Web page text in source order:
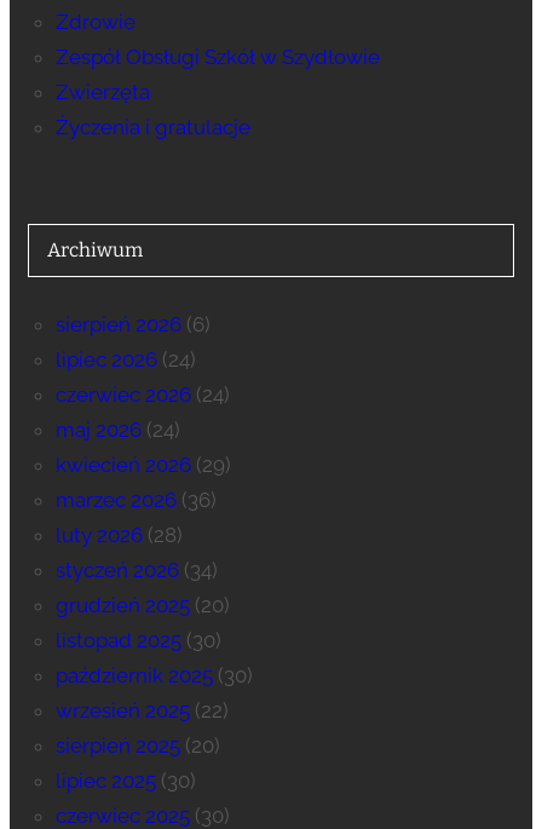
Zdrowie
Zespół Obsługi Szkół w Szydłowie
Zwierzęta
Życzenia i gratulacje
Archiwum
sierpień 2026(6)
lipiec 2026(24)
czerwiec 2026(24)
maj 2026(24)
kwiecień 2026(29)
marzec 2026(36)
luty 2026(28)
styczeń 2026(34)
grudzień 2025(20)
listopad 2025(30)
październik 2025(30)
wrzesień 2025(22)
sierpień 2025(20)
lipiec 2025(30)
czerwiec 2025(30)